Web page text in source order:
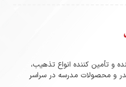
و تأمین کننده انواع تذهیب،
و محصولات مدرسه در سراسر